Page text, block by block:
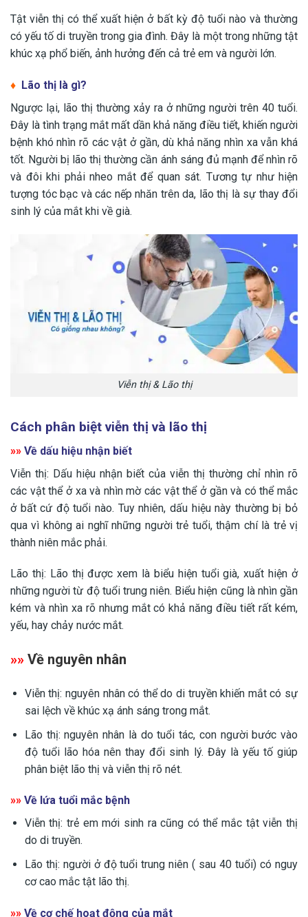
Tật viễn thị có thể xuất hiện ở bất kỳ độ tuổi nào và thường
có yếu tố di truyền trong gia đình. Đây là một trong những tật
khúc xạ phổ biến, ảnh hưởng đến cả trẻ em và người lớn.
♦ Lão thị là gì?
Ngược lại, lão thị thường xảy ra ở những người trên 40 tuổi.
Đây là tình trạng mắt mất dần khả năng điều tiết, khiến người
bệnh khó nhìn rõ các vật ở gần, dù khả năng nhìn xa vẫn khá
tốt. Người bị lão thị thường cần ánh sáng đủ mạnh để nhìn rõ
và đôi khi phải nheo mắt để quan sát. Tương tự như hiện
tượng tóc bạc và các nếp nhăn trên da, lão thị là sự thay đổi
sinh lý của mắt khi về già.
Viễn thị & Lão thị
Cách phân biệt viễn thị và lão thị
»» Về dấu hiệu nhận biết
Viễn thị: Dấu hiệu nhận biết của viễn thị thường chỉ nhìn rõ
các vật thể ở xa và nhìn mờ các vật thể ở gần và có thể mắc
ở bất cứ độ tuổi nào. Tuy nhiên, dấu hiệu này thường bị bỏ
qua vì không ai nghĩ những người trẻ tuổi, thậm chí là trẻ vị
thành niên mắc phải.
Lão thị: Lão thị được xem là biểu hiện tuổi già, xuất hiện ở
những người từ độ tuổi trung niên. Biểu hiện cũng là nhìn gần
kém và nhìn xa rõ nhưng mắt có khả năng điều tiết rất kém,
yếu, hay chảy nước mắt.
»» Về nguyên nhân
Viễn thị: nguyên nhân có thể do di truyền khiến mắt có sự
sai lệch về khúc xạ ánh sáng trong mắt.
Lão thị: nguyên nhân là do tuổi tác, con người bước vào
độ tuổi lão hóa nên thay đổi sinh lý. Đây là yếu tố giúp
phân biệt lão thị và viễn thị rõ nét.
»» Về lứa tuổi mắc bệnh
Viễn thị: trẻ em mới sinh ra cũng có thể mắc tật viễn thị
do di truyền.
Lão thị: người ở độ tuổi trung niên ( sau 40 tuổi) có nguy
cơ cao mắc tật lão thị.
»» Về cơ chế hoạt động của mắt